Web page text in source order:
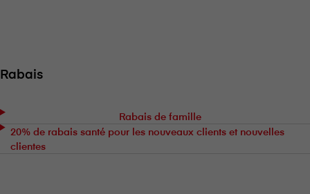
Rabais
Rabais de famille
20% de rabais santé pour les nouveaux clients et nouvelles
clientes